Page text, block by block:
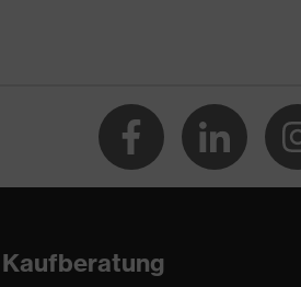
Kaufberatung